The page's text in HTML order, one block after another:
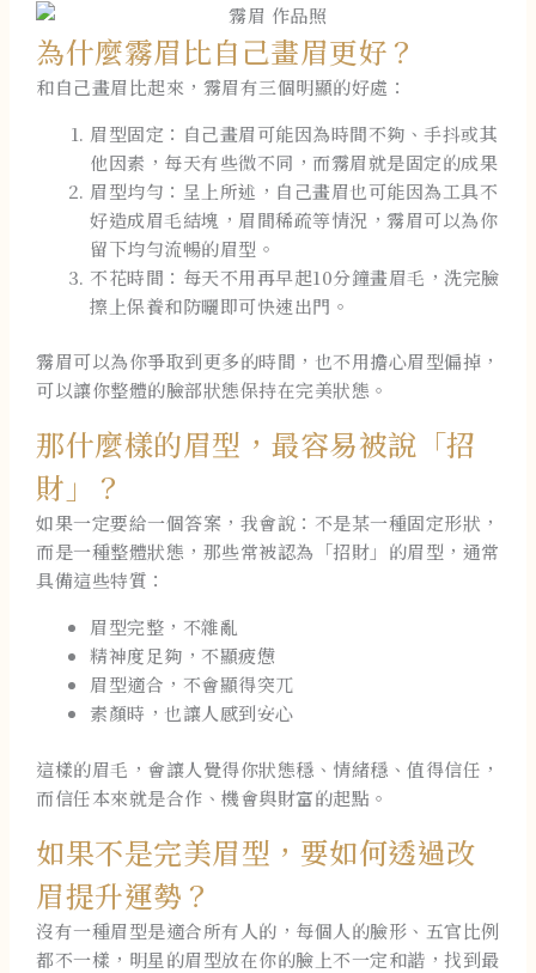
為什麼霧眉比自己畫眉更好？
和自己畫眉比起來，霧眉有三個明顯的好處：
眉型固定：自己畫眉可能因為時間不夠、手抖或其
他因素，每天有些微不同，而霧眉就是固定的成果
眉型均勻：呈上所述，自己畫眉也可能因為工具不
好造成眉毛結塊，眉間稀疏等情況，霧眉可以為你
留下均勻流暢的眉型。
不花時間：每天不用再早起10分鐘畫眉毛，洗完臉
擦上保養和防曬即可快速出門。
霧眉可以為你爭取到更多的時間，也不用擔心眉型偏掉，
可以讓你整體的臉部狀態保持在完美狀態。
那什麼樣的眉型，最容易被說「招
財」？
如果一定要給一個答案，我會說：不是某一種固定形狀，
而是一種整體狀態，那些常被認為「招財」的眉型，通常
具備這些特質：
眉型完整，不雜亂
精神度足夠，不顯疲憊
眉型適合，不會顯得突兀
素顏時，也讓人感到安心
這樣的眉毛，會讓人覺得你狀態穩、情緒穩、值得信任，
而信任本來就是合作、機會與財富的起點。
如果不是完美眉型，要如何透過改
眉提升運勢？
沒有一種眉型是適合所有人的，每個人的臉形、五官比例
都不一樣，明星的眉型放在你的臉上不一定和諧，找到最